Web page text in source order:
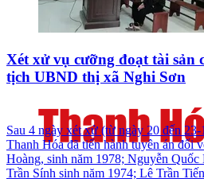
Xét xử vụ cưỡng đoạt tài sản
tịch UBND thị xã Nghi Sơn
Sau 4 ngày xét xử (từ ngày 20 đến
Thanh Hóa đã tiến hành tuyên án đối
Hoàng, sinh năm 1978; Nguyễn
Trần Sính sinh năm 1974; Lê Trần